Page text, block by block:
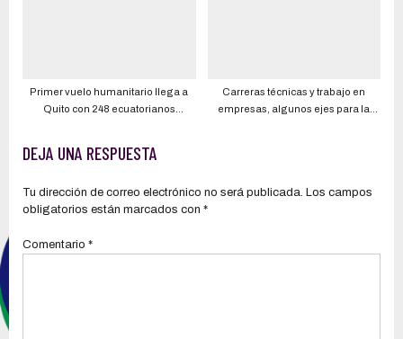
Primer vuelo humanitario llega a
Quito con 248 ecuatorianos
Carreras técnicas y trabajo en
empresas, algunos ejes para la
DEJA UNA RESPUESTA
Tu dirección de correo electrónico no será publicada. Los campos
obligatorios están marcados con *
Comentario *